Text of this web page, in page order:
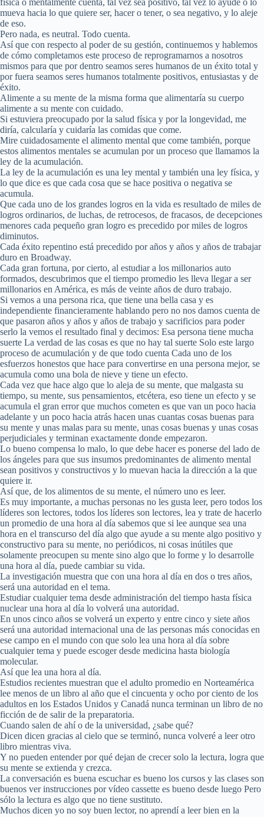
mueva hacia lo que quiere ser, hacer o tener, o sea negativo, y lo aleje
de eso.
Pero nada, es neutral. Todo cuenta.
Así que con respecto al poder de su gestión, continuemos y hablemos
de cómo completamos este proceso de reprogramarnos a nosotros
mismos para que por dentro seamos seres humanos de un éxito total y
por fuera seamos seres humanos totalmente positivos, entusiastas y de
éxito.
Alimente a su mente de la misma forma que alimentaría su cuerpo
alimente a su mente con cuidado.
Si estuviera preocupado por la salud física y por la longevidad, me
diría, calcularía y cuidaría las comidas que come.
Mire cuidadosamente el alimento mental que come también, porque
estos alimentos mentales se acumulan por un proceso que llamamos la
ley de la acumulación.
La ley de la acumulación es una ley mental y también una ley física, y
lo que dice es que cada cosa que se hace positiva o negativa se
acumula.
Que cada uno de los grandes logros en la vida es resultado de miles de
logros ordinarios, de luchas, de retrocesos, de fracasos, de decepciones
menores cada pequeño gran logro es precedido por miles de logros
diminutos.
Cada éxito repentino está precedido por años y años y años de trabajar
duro en Broadway.
Cada gran fortuna, por cierto, al estudiar a los millonarios auto
formados, descubrimos que el tiempo promedio les lleva llegar a ser
millonarios en América, es más de veinte años de duro trabajo.
Si vemos a una persona rica, que tiene una bella casa y es
independiente financieramente hablando pero no nos damos cuenta de
que pasaron años y años y años de trabajo y sacrificios para poder
serlo la vemos el resultado final y decimos: Esa persona tiene mucha
suerte La verdad de las cosas es que no hay tal suerte Solo este largo
proceso de acumulación y de que todo cuenta Cada uno de los
esfuerzos honestos que hace para convertirse en una persona mejor, se
acumula como una bola de nieve y tiene un efecto.
Cada vez que hace algo que lo aleja de su mente, que malgasta su
tiempo, su mente, sus pensamientos, etcétera, eso tiene un efecto y se
acumula el gran error que muchos cometen es que van un poco hacia
adelante y un poco hacia atrás hacen unas cuantas cosas buenas para
su mente y unas malas para su mente, unas cosas buenas y unas cosas
perjudiciales y terminan exactamente donde empezaron.
Lo bueno compensa lo malo, lo que debe hacer es ponerse del lado de
los ángeles para que sus insumos predominantes de alimento mental
sean positivos y constructivos y lo muevan hacia la dirección a la que
quiere ir.
Así que, de los alimentos de su mente, el número uno es leer.
Es muy importante, a muchas personas no les gusta leer, pero todos los
líderes son lectores, todos los líderes son lectores, lea y trate de hacerlo
un promedio de una hora al día sabemos que si lee aunque sea una
hora en el transcurso del día algo que ayude a su mente algo positivo y
constructivo para su mente, no periódicos, ni cosas inútiles que
solamente preocupen su mente sino algo que lo forme y lo desarrolle
una hora al día, puede cambiar su vida.
La investigación muestra que con una hora al día en dos o tres años,
será una autoridad en el tema.
Estudiar cualquier tema desde administración del tiempo hasta física
nuclear una hora al día lo volverá una autoridad.
En unos cinco años se volverá un experto y entre cinco y siete años
será una autoridad internacional una de las personas más conocidas en
ese campo en el mundo con que solo lea una hora al día sobre
cualquier tema y puede escoger desde medicina hasta biología
molecular.
Así que lea una hora al día.
Estudios recientes muestran que el adulto promedio en Norteamérica
lee menos de un libro al año que el cincuenta y ocho por ciento de los
adultos en los Estados Unidos y Canadá nunca terminan un libro de no
ficción de de salir de la preparatoria.
Cuando salen de ahí o de la universidad, ¿sabe qué?
Dicen dicen gracias al cielo que se terminó, nunca volveré a leer otro
libro mientras viva.
Y no pueden entender por qué dejan de crecer solo la lectura, logra que
su mente se extienda y crezca.
La conversación es buena escuchar es bueno los cursos y las clases son
buenos ver instrucciones por vídeo cassette es bueno desde luego Pero
sólo la lectura es algo que no tiene sustituto.
Muchos dicen yo no soy buen lector, no aprendí a leer bien en la